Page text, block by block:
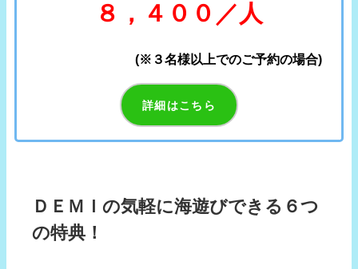
８，４００／人
(※３名様以上でのご予約の場合)
詳細はこちら
ＤＥＭＩの気軽に海遊びできる６つ
の特典！